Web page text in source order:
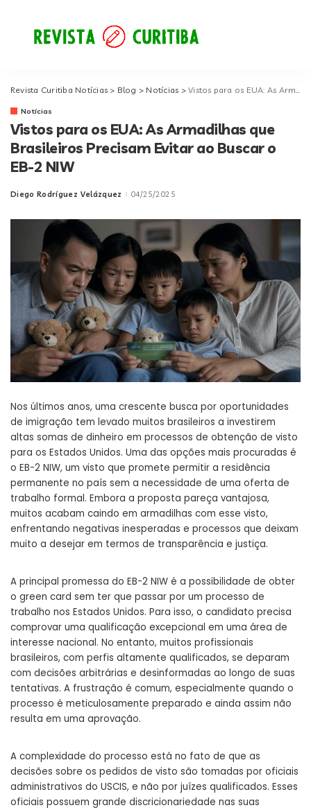
Revista Curitiba Notícias > Blog > Notícias >Vistos para os EUA: As Armadilhas que Brasileiros Precisam Evitar ao Buscar o EB-2 NIW
Notícias
Vistos para os EUA: As Armadilhas que
Brasileiros Precisam Evitar ao Buscar o
EB-2 NIW
Posted
Diego Rodríguez Velázquez 04/25/2025
Nos últimos anos, uma crescente busca por oportunidades
de imigração tem levado muitos brasileiros a investirem
altas somas de dinheiro em processos de obtenção de visto
para os Estados Unidos. Uma das opções mais procuradas é
o EB-2 NIW, um visto que promete permitir a residência
permanente no país sem a necessidade de uma oferta de
trabalho formal. Embora a proposta pareça vantajosa,
muitos acabam caindo em armadilhas com esse visto,
enfrentando negativas inesperadas e processos que deixam
muito a desejar em termos de transparência e justiça.
A principal promessa do EB-2 NIW é a possibilidade de obter
o green card sem ter que passar por um processo de
trabalho nos Estados Unidos. Para isso, o candidato precisa
comprovar uma qualificação excepcional em uma área de
interesse nacional. No entanto, muitos profissionais
brasileiros, com perfis altamente qualificados, se deparam
com decisões arbitrárias e desinformadas ao longo de suas
tentativas. A frustração é comum, especialmente quando o
processo é meticulosamente preparado e ainda assim não
resulta em uma aprovação.
A complexidade do processo está no fato de que as
decisões sobre os pedidos de visto são tomadas por oficiais
administrativos do USCIS, e não por juízes qualificados. Esses
oficiais possuem grande discricionariedade nas suas